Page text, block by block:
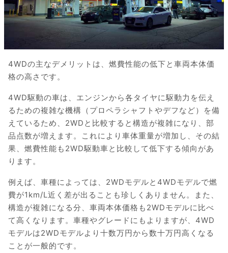
4WDの主なデメリットは、燃費性能の低下と車両本体価
格の高さです。
4WD駆動の車は、エンジンから各タイヤに駆動力を伝え
るための複雑な機構（プロペラシャフトやデフなど）を備
えているため、2WDと比較すると構造が複雑になり、部
品点数が増えます。これにより車体重量が増加し、その結
果、燃費性能も2WD駆動車と比較して低下する傾向があ
ります。
例えば、車種によっては、2WDモデルと4WDモデルで燃
費が1km/L近く差が出ることも珍しくありません。また、
構造が複雑になる分、車両本体価格も2WDモデルに比べ
て高くなります。車種やグレードにもよりますが、4WD
モデルは2WDモデルより十数万円から数十万円高くなる
ことが一般的です。